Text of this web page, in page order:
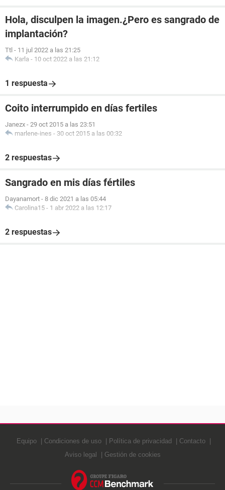
Hola, disculpen la imagen.¿Pero es sangrado de
implantación?
Ttl - 11 jul 2022 a las 21:25
Karla - 10 oct 2022 a las 21:12
1 respuesta
Coito interrumpido en días fertiles
Janezx - 29 oct 2015 a las 23:51
marlene-ines - 30 oct 2015 a las 00:32
2 respuestas
Sangrado en mis días fértiles
Dayanamort - 8 dic 2021 a las 05:44
Carolina15 - 1 abr 2022 a las 12:17
2 respuestas
Equipo Condiciones de uso Política de privacidad
Contacto
Aviso legal
Gestión de cookies